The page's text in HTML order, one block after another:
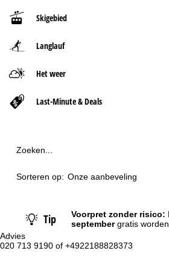
Advies
020 713 9190 of +4922188828373
Skigebied
Langlauf
Het weer
Last-Minute & Deals
Zoeken...
Sorteren op: Onze aanbeveling
Tip Voorpret zonder risico:
septembergratis